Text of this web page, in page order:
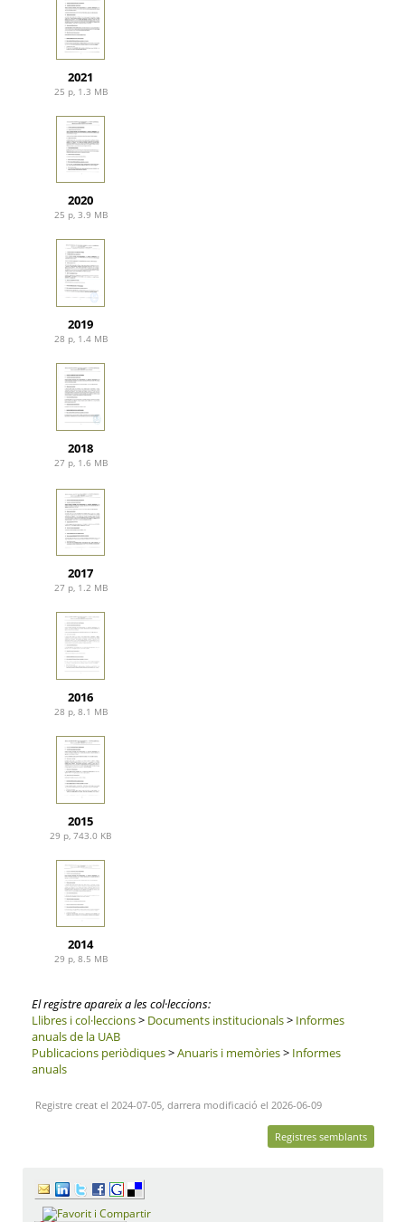
2021
25 p, 1.3 MB
2020
25 p, 3.9 MB
2019
28 p, 1.4 MB
2018
27 p, 1.6 MB
2017
27 p, 1.2 MB
2016
28 p, 8.1 MB
2015
29 p, 743.0 KB
2014
29 p, 8.5 MB
El registre apareix a les col·leccions:
Llibres i col·leccions> Documents institucionals> Informes
anuals de la UAB
Publicacions periòdiques>Anuaris i memòries> Informes
anuals
Registre creat el 2024-07-05, darrera modificació el 2026-06-09
Registres semblants